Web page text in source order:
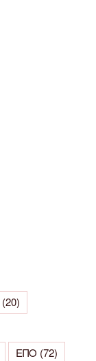
(20)
ΕΠΟ (72)